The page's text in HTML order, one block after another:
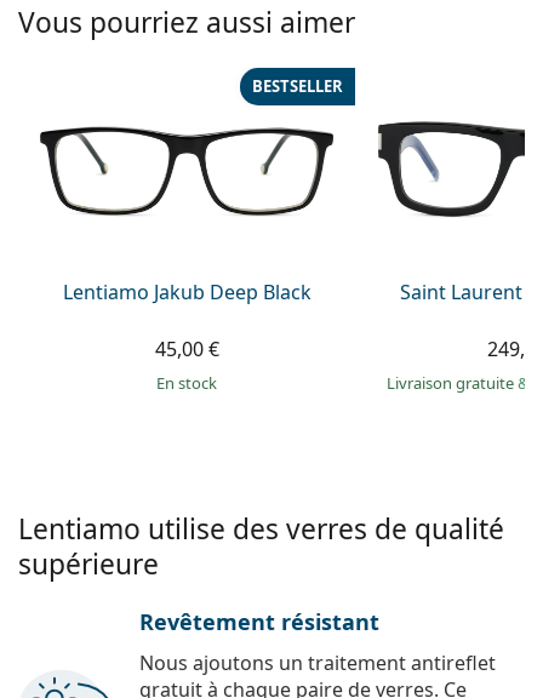
Marc Jacobs
Prada
Toutes les marques
02 446 01 11
Vous pourriez aussi aimer
Lentiamo Jakub Deep Black
BESTSELLER
45,00 €
en stock
Saint Laurent
Livraison gratuite&
Lentiamo utilise des verres de qualité
supérieure
Revêtement résistant
Nous ajoutons un traitement antireflet
gratuit à chaque paire de verres. Ce